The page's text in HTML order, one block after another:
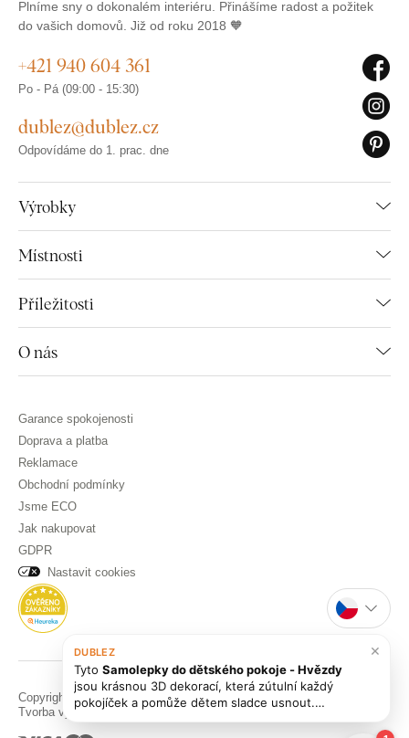
Plníme sny o dokonalém interiéru. Přinášíme radost a požitek
do vašich domovů. Již od roku 2018 🧡
Výrobky
Místnosti
Příležitosti
O nás
+421 940 604 361
Po - Pá (09:00 - 15:30)
dublez@dublez.cz
Odpovídáme do 1. prac. dne
Garance spokojenosti
Doprava a platba
Reklamace
Obchodní podmínky
Jsme ECO
Jak nakupovat
GDPR
Nastavit cookies
Copyright © DUBLEZ 2026 | Všechna práva vyhrazena
Tvorba výkonných internetových obchodů od
RIESENIA
DUBLEZ
Tyto Samolepky do dětského pokoje - Hvězdy
jsou krásnou 3D dekorací, která zútulní každý
pokojíček a pomůže dětem sladce usnout.
×